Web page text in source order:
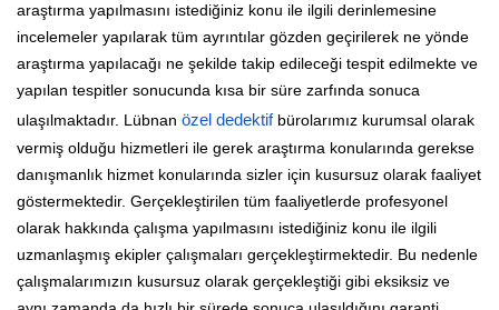
araştırma yapılmasını istediğiniz konu ile ilgili derinlemesine
incelemeler yapılarak tüm ayrıntılar gözden geçirilerek ne yönde
araştırma yapılacağı ne şekilde takip edileceği tespit edilmekte ve
yapılan tespitler sonucunda kısa bir süre zarfında sonuca
ulaşılmaktadır. Lübnan özel dedektifbürolarımız kurumsal olarak
vermiş olduğu hizmetleri ile gerek araştırma konularında gerekse
danışmanlık hizmet konularında sizler için kusursuz olarak faaliyet
göstermektedir. Gerçekleştirilen tüm faaliyetlerde profesyonel
olarak hakkında çalışma yapılmasını istediğiniz konu ile ilgili
uzmanlaşmış ekipler çalışmaları gerçekleştirmektedir. Bu nedenle
çalışmalarımızın kusursuz olarak gerçekleştiği gibi eksiksiz ve